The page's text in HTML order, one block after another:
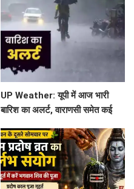
UP Weather: यूपी में आज भारी
बारिश का अलर्ट, वाराणसी समेत कई